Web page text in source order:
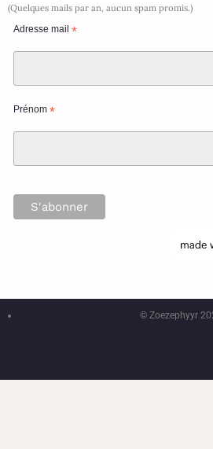
(Quelques mails par an, aucun spam promis.)
Adresse mail *
Prénom *
© Zoezephyyr